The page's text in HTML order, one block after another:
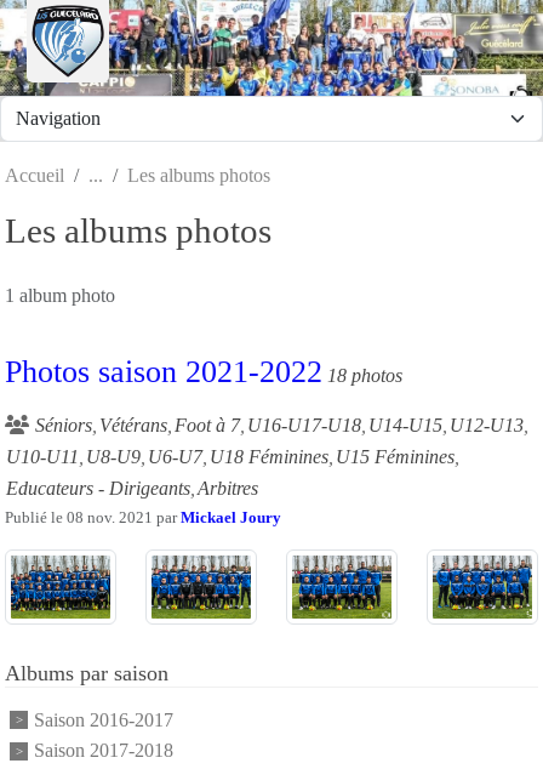
Accueil Les albums photos
Les albums photos
1 album photo
Photos saison 2021-2022 18 photos
Séniors Vétérans Foot à 7 U16-U17-U18 U14-U15 U12-U13
U10-U11 U8-U9 U6-U7 U18 Féminines U15 Féminines
Educateurs - Dirigeants Arbitres
Publié le 08 nov. 2021 parMickael Joury
Albums par saison
Saison 2016-2017
Saison 2017-2018
Panneau de gestion des cookies